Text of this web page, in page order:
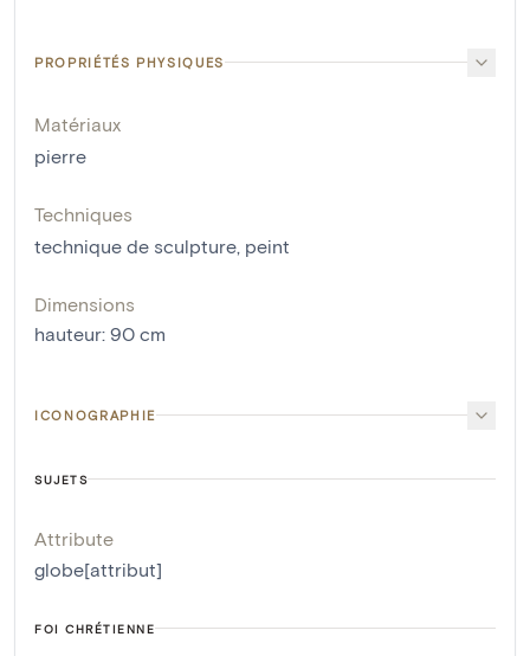
PROPRIÉTÉS PHYSIQUES
Matériaux
pierre
Techniques
technique de sculpture peint
Dimensions
hauteur: 90 cm
ICONOGRAPHIE
SUJETS
Attribute
globe[attribut]
FOI CHRÉTIENNE